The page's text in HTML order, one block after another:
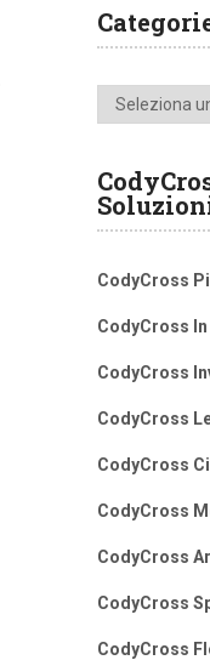
Categorie
CodyCross
CodyCross
CodyCross
CodyCross
CodyCross
CodyCross
CodyCross
CodyCross
CodyCross